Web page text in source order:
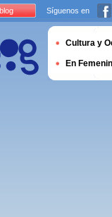
Síguenos en
Cultura y
En